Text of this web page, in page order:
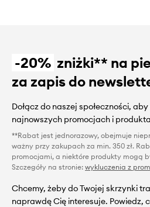
-20% zniżki** na
za zapis do
Dołącz do naszej społeczności,
najnowszych promocjach i
**Rabat jest jednorazowy, obejmuje
ważny przy zakupach za min. 350 zł.
promocjami, a niektóre produkty mogą
Szczegóły na stronie: wykluczenia z
Chcemy, żeby do Twojej skrzynki
naprawdę Cię interesuje. Powiedz,